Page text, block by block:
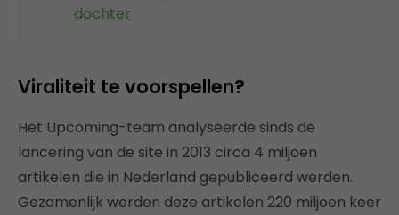
dochter
Viraliteit te voorspellen?
Het Upcoming-team analyseerde sinds de
lancering van de site in 2013 circa 4 miljoen
artikelen die in Nederland gepubliceerd werden.
Gezamenlijk werden deze artikelen 220 miljoen keer